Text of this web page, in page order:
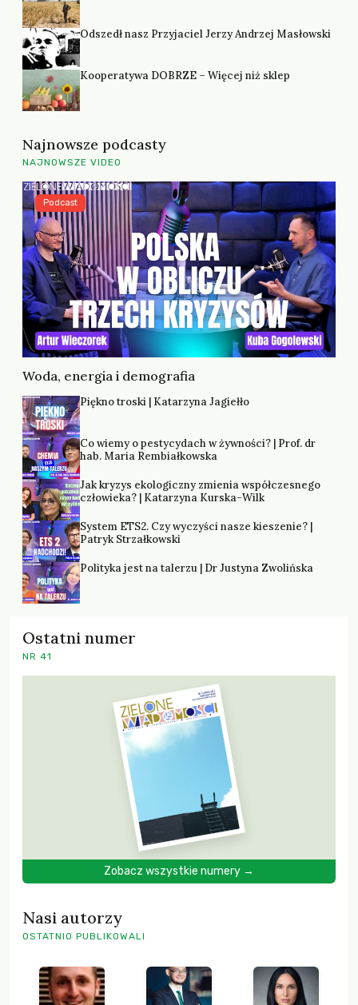
Odszedł nasz Przyjaciel Jerzy Andrzej Masłowski
Kooperatywa DOBRZE – Więcej niż sklep
Najnowsze podcasty
NAJNOWSZE VIDEO
Woda, energia i demografia
Podcast
Piękno troski | Katarzyna Jagiełło
Co wiemy o pestycydach w żywności? | Prof. dr
hab. Maria Rembiałkowska
Jak kryzys ekologiczny zmienia współczesnego
człowieka? | Katarzyna Kurska-Wilk
System ETS2. Czy wyczyści nasze kieszenie? |
Patryk Strzałkowski
Polityka jest na talerzu | Dr Justyna Zwolińska
Ostatni numer
NR 41
Zobacz wszystkie numery →
Nasi autorzy
OSTATNIO PUBLIKOWALI